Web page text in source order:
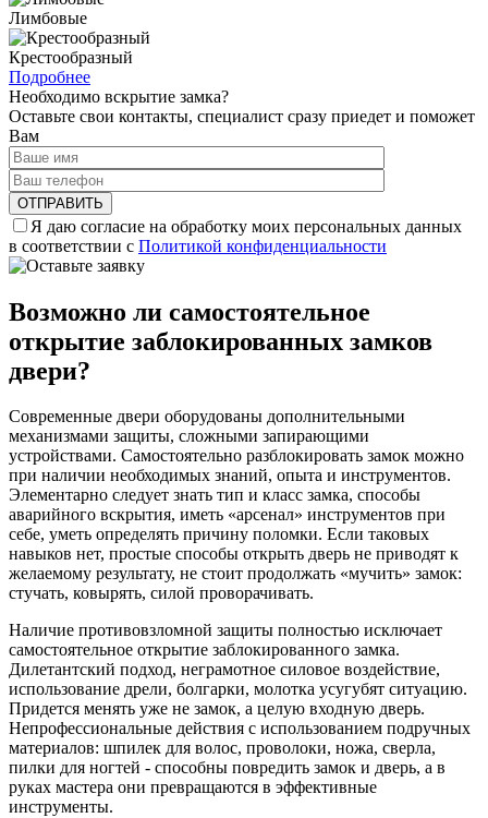
Лимбовые
Крестообразный
Подробнее
Необходимо вскрытие замка?
Оставьте свои контакты, специалист сразу приедет и поможет
Вам
Я даю согласие на обработку моих персональных данных
в соответствии с Политикой конфиденциальности
Возможно ли самостоятельное
открытие заблокированных замков
двери?
Современные двери оборудованы дополнительными
механизмами защиты, сложными запирающими
устройствами. Самостоятельно разблокировать замок можно
при наличии необходимых знаний, опыта и инструментов.
Элементарно следует знать тип и класс замка, способы
аварийного вскрытия, иметь «арсенал» инструментов при
себе, уметь определять причину поломки. Если таковых
навыков нет, простые способы открыть дверь не приводят к
желаемому результату, не стоит продолжать «мучить» замок:
стучать, ковырять, силой проворачивать.
Наличие противовзломной защиты полностью исключает
самостоятельное открытие заблокированного замка.
Дилетантский подход, неграмотное силовое воздействие,
использование дрели, болгарки, молотка усугубят ситуацию.
Придется менять уже не замок, а целую входную дверь.
Непрофессиональные действия с использованием подручных
материалов: шпилек для волос, проволоки, ножа, сверла,
пилки для ногтей - способны повредить замок и дверь, а в
руках мастера они превращаются в эффективные
инструменты.